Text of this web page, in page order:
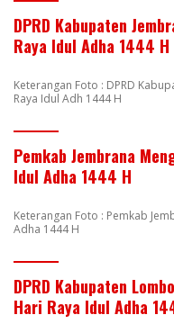
DPRD Kabupaten
Raya Idul Adha 1444 H
Keterangan Foto : DPRD
Raya Idul Adh 1444 H
Pemkab Jembrana
Idul Adha 1444 H
Keterangan Foto : Pemkab
Adha 1444 H
DPRD Kabupaten
Hari Raya Idul Adha